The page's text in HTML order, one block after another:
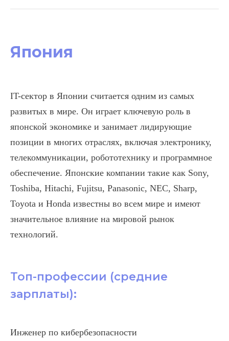
Япония
IT-сектор в Японии считается одним из самых
развитых в мире. Он играет ключевую роль в
японской экономике и занимает лидирующие
позиции в многих отраслях, включая электронику,
телекоммуникации, робототехнику и программное
обеспечение. Японские компании такие как Sony,
Toshiba, Hitachi, Fujitsu, Panasonic, NEC, Sharp,
Toyota и Honda известны во всем мире и имеют
значительное влияние на мировой рынок
технологий.
Топ-профессии (средние
зарплаты):
Инженер по кибербезопасности